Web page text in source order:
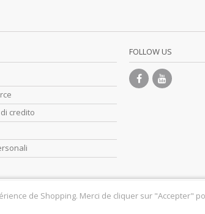
credito
FOLLOW US
de Shopping. Merci de cliquer sur "Accepter"